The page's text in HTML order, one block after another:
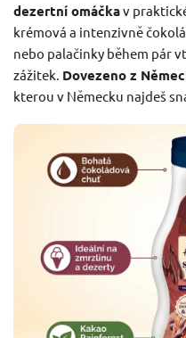
dezertní omáčkav
krémová a intenzivně
nebo palačinky během pár
zážitek. Dovezeno z
kterou v Německu najdeš